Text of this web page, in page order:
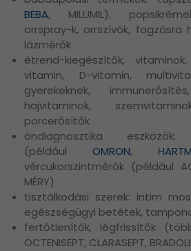
BEBA, MILUMIL),
orrspray-k, orrszívók, fogzásra
lázmérők
étrend-kiegészítők,
vitamin, D-vitamin,
gyerekeknek,
hajvitaminok,
porcerősítők
öndiagnosztika eszközök:
(például OMRON,
vércukorszintmérők (például
MÉRY)
tisztálkodási szerek: intim
egészségügyi betétek,
fertőtlenítők, légfrissítők
OCTENISEPT, CLARASEPT,